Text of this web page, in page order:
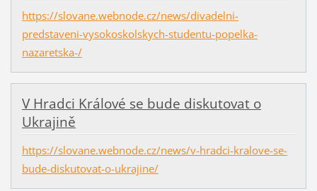
https://slovane.webnode.cz/news/divadelni-
predstaveni-vysokoskolskych-studentu-popelka-
nazaretska-/
V Hradci Králové se bude diskutovat o
Ukrajině
https://slovane.webnode.cz/news/v-hradci-kralove-se-
bude-diskutovat-o-ukrajine/